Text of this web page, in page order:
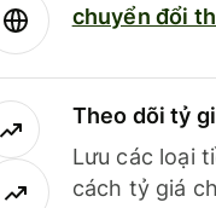
chuyển đổi
Theo dõi tỷ
Lưu các loại
cách tỷ giá